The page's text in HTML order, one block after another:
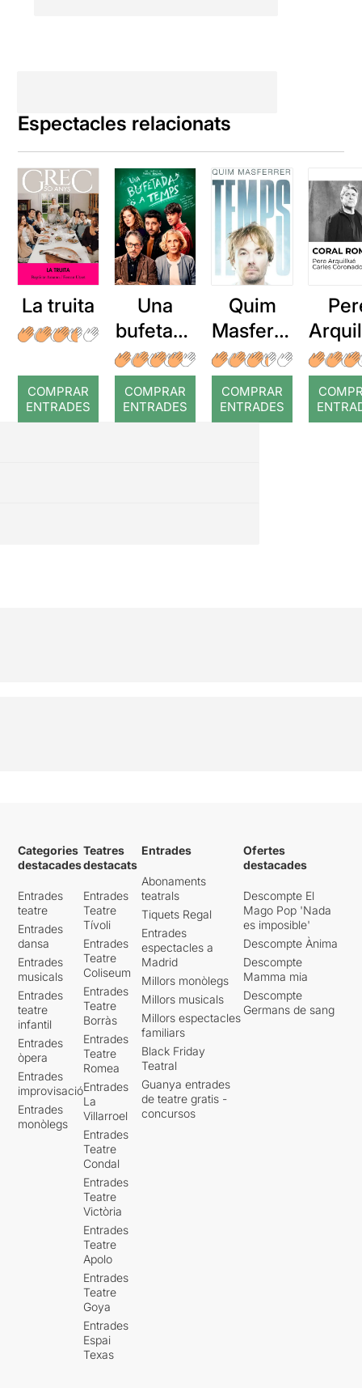
Espectacles relacionats
La truita
COMPRAR
ENTRADES
Una
bufetada
a temps
COMPRAR
ENTRADES
Quim
Masferre
r: Temps
COMPRAR
ENTRADES
:
Categories
destacades
Entrades
teatre
Entrades
dansa
Entrades
musicals
Entrades
teatre
infantil
Entrades
òpera
Entrades
improvisació
Entrades
monòlegs
Teatres
destacats
Entrades
Teatre
Tívoli
Entrades
Teatre
Coliseum
Entrades
Teatre
Borràs
Entrades
Teatre
Romea
Entrades
La
Villarroel
Entrades
Teatre
Condal
Entrades
Teatre
Victòria
Entrades
Teatre
Apolo
Entrades
Teatre
Goya
Entrades
Espai
Texas
Entrades
Abonaments
teatrals
Tiquets Regal
Entrades
espectacles a
Madrid
Millors monòlegs
Millors musicals
Millors espectacles
familiars
Black Friday
Teatral
Guanya entrades
de teatre gratis -
concursos
Ofertes
destacades
Descompte El
Mago Pop 'Nada
es imposible'
Descompte Ànima
Descompte
Mamma mia
Descompte
Germans de sang